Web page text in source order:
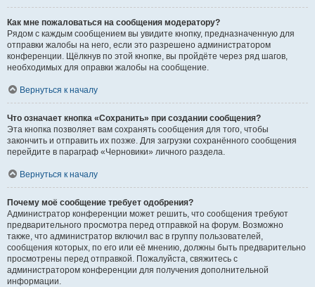
Как мне пожаловаться на сообщения модератору?
Рядом с каждым сообщением вы увидите кнопку, предназначенную для
отправки жалобы на него, если это разрешено администратором
конференции. Щёлкнув по этой кнопке, вы пройдёте через ряд шагов,
необходимых для оправки жалобы на сообщение.
Вернуться к началу
Что означает кнопка «Сохранить» при создании сообщения?
Эта кнопка позволяет вам сохранять сообщения для того, чтобы
закончить и отправить их позже. Для загрузки сохранённого сообщения
перейдите в параграф «Черновики» личного раздела.
Вернуться к началу
Почему моё сообщение требует одобрения?
Администратор конференции может решить, что сообщения требуют
предварительного просмотра перед отправкой на форум. Возможно
также, что администратор включил вас в группу пользователей,
сообщения которых, по его или её мнению, должны быть предварительно
просмотрены перед отправкой. Пожалуйста, свяжитесь с
администратором конференции для получения дополнительной
информации.